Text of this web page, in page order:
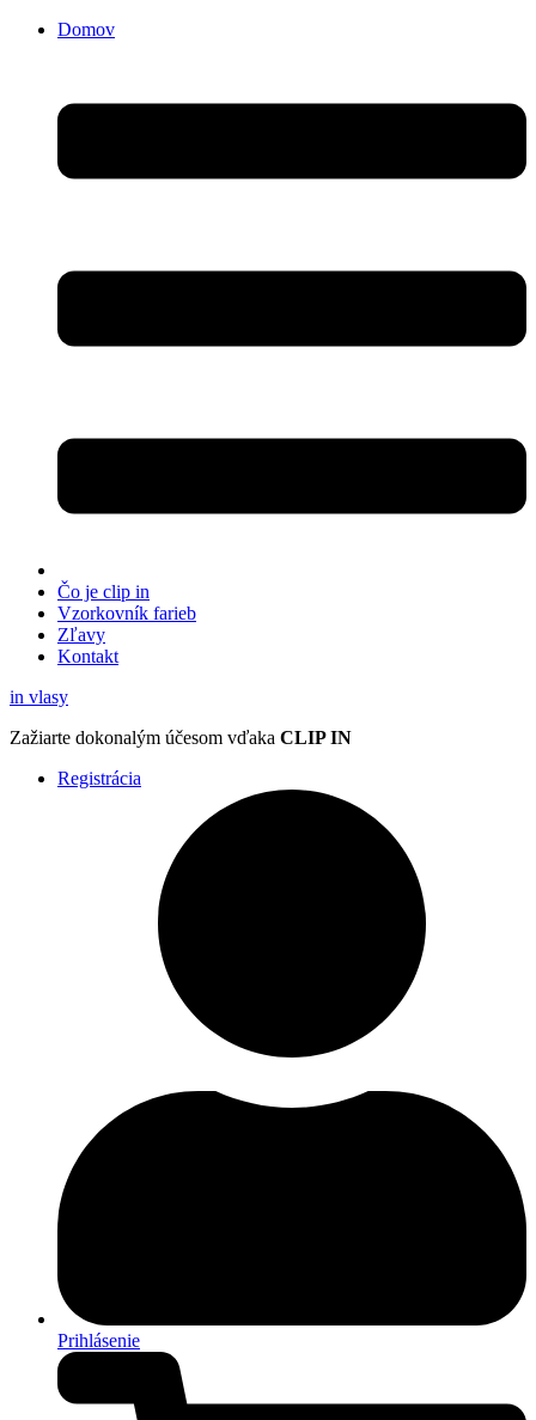
Domov
Čo je clip in
Vzorkovník farieb
Zľavy
Kontakt
in vlasy
Zažiarte dokonalým účesom vďaka CLIP IN
Registrácia
Prihlásenie